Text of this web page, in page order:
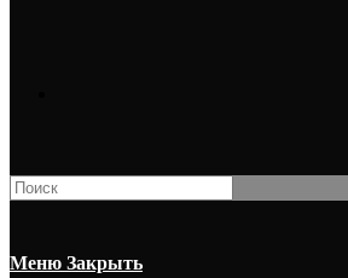
Поиск
на
Меню Закрыть